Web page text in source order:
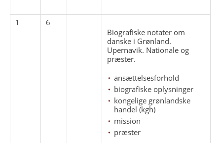
1
6
Biografiske notater om
danske i Grønland.
Upernavik. Nationale og
præster.
ansættelsesforhold
biografiske oplysninger
kongelige grønlandske
handel (kgh)
mission
præster